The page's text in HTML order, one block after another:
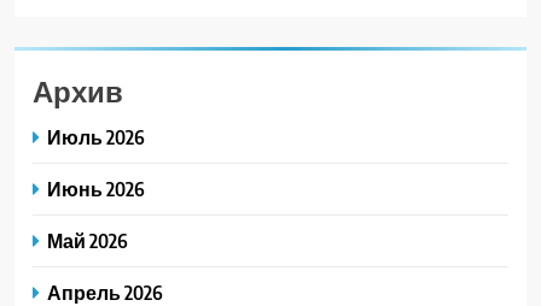
Архив
Июль 2026
Июнь 2026
Май 2026
Апрель 2026